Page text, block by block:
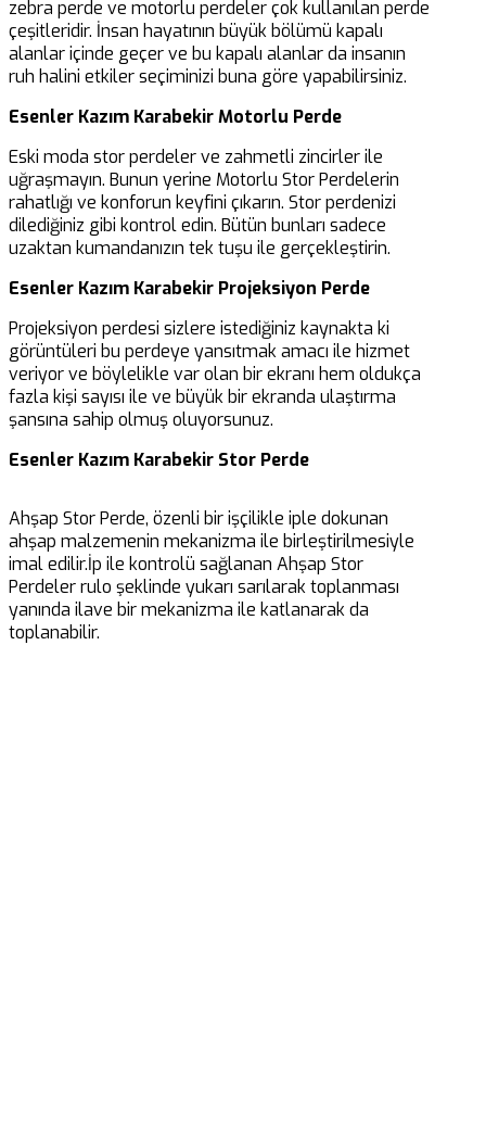
zebra perde ve motorlu perdeler çok kullanılan perde
çeşitleridir. İnsan hayatının büyük bölümü kapalı
alanlar içinde geçer ve bu kapalı alanlar da insanın
ruh halini etkiler seçiminizi buna göre yapabilirsiniz.
Esenler Kazım Karabekir Motorlu Perde
Eski moda stor perdeler ve zahmetli zincirler ile
uğraşmayın. Bunun yerine Motorlu Stor Perdelerin
rahatlığı ve konforun keyfini çıkarın. Stor perdenizi
dilediğiniz gibi kontrol edin. Bütün bunları sadece
uzaktan kumandanızın tek tuşu ile gerçekleştirin.
Esenler Kazım Karabekir Projeksiyon Perde
Projeksiyon perdesi sizlere istediğiniz kaynakta ki
görüntüleri bu perdeye yansıtmak amacı ile hizmet
veriyor ve böylelikle var olan bir ekranı hem oldukça
fazla kişi sayısı ile ve büyük bir ekranda ulaştırma
şansına sahip olmuş oluyorsunuz.
Esenler Kazım Karabekir Stor Perde
What Are No Wagering
Free Spins in Betzoid
Australia?
Ahşap Stor Perde, özenli bir işçilikle iple dokunan
ahşap malzemenin mekanizma ile birleştirilmesiyle
imal edilir.İp ile kontrolü sağlanan Ahşap Stor
Perdeler rulo şeklinde yukarı sarılarak toplanması
yanında ilave bir mekanizma ile katlanarak da
toplanabilir.